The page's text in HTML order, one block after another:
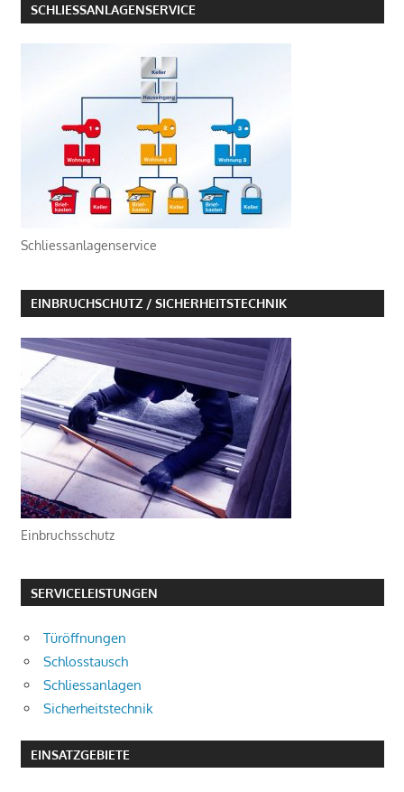
SCHLIESSANLAGENSERVICE
Schliessanlagenservice
EINBRUCHSCHUTZ / SICHERHEITSTECHNIK
Einbruchsschutz
SERVICELEISTUNGEN
Türöffnungen
Schlosstausch
Schliessanlagen
Sicherheitstechnik
EINSATZGEBIETE